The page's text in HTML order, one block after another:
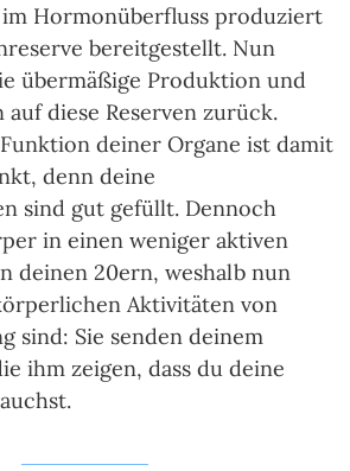
Hormonüberfluss produziert
bereitgestellt. Nun
übermäßige Produktion und
diese Reserven zurück.
deiner Organe ist damit
denn deine
sind gut gefüllt. Dennoch
in einen weniger aktiven
deinen 20ern, weshalb nun
Aktivitäten von
sind: Sie senden deinem
ihm zeigen, dass du deine